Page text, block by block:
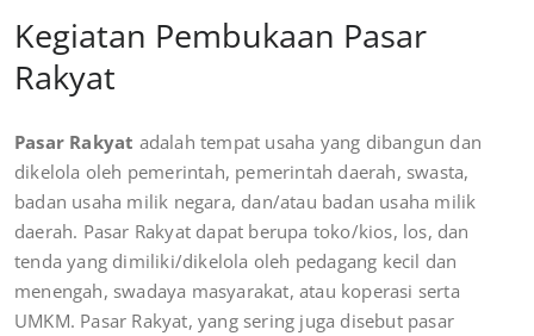
Kegiatan Pembukaan Pasar
Rakyat
Pasar Rakyat adalah tempat usaha yang dibangun dan
dikelola oleh pemerintah, pemerintah daerah, swasta,
badan usaha milik negara, dan/atau badan usaha milik
daerah. Pasar Rakyat dapat berupa toko/kios, los, dan
tenda yang dimiliki/dikelola oleh pedagang kecil dan
menengah, swadaya masyarakat, atau koperasi serta
UMKM. Pasar Rakyat, yang sering juga disebut pasar